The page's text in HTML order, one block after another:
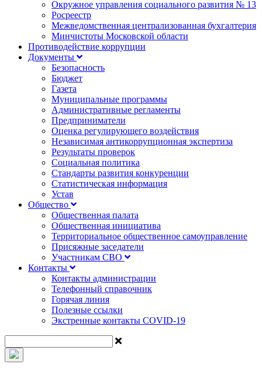
Окружное управления социального развития № 13
Росреестр
Межведомственная централизованная бухгалтерия
Минчистоты Московской области
Противодействие коррупции
Документы
Безопасность
Бюджет
Газета
Муниципальные программы
Административные регламенты
Предприниматели
Оценка регулирующего воздействия
Независимая антикоррупционная экспертиза
Результаты проверок
Социальная политика
Стандарты развития конкуренции
Статистическая информация
Устав
Общество
Общественная палата
Общественная инициатива
Территориальное общественное самоуправление
Присяжные заседатели
Участникам СВО
Контакты
Контакты администрации
Телефонный справочник
Горячая линия
Полезные ссылки
Экстренные контакты COVID-19